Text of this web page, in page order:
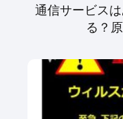
通信サービス
る？